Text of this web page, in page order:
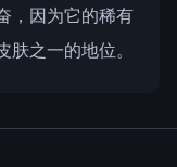
，因为它的稀有
之一的地位。